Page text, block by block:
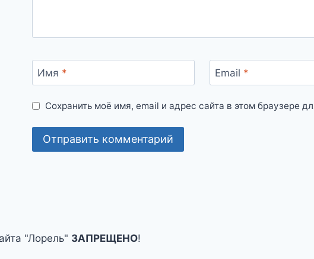
Имя * Email *
Сохранить моё имя, email и адрес сайта в этом браузере
"Лорель" ЗАПРЕЩЕНО!